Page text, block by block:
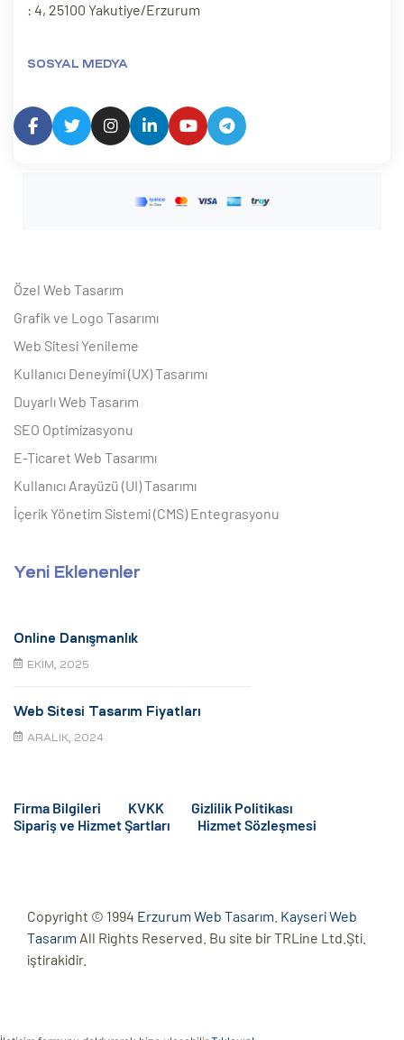
: 4, 25100 Yakutiye/Erzurum
SOSYAL MEDYA
Özel Web Tasarım
Grafik ve Logo Tasarımı
Web Sitesi Yenileme
Kullanıcı Deneyimi (UX) Tasarımı
Duyarlı Web Tasarım
SEO Optimizasyonu
E-Ticaret Web Tasarımı
Kullanıcı Arayüzü (UI) Tasarımı
İçerik Yönetim Sistemi (CMS) Entegrasyonu
Yeni Eklenenler
Online Danışmanlık
EKIM, 2025
Web Sitesi Tasarım Fiyatları
ARALIK, 2024
Firma Bilgileri KVKK
Gizlilik Politikası
Sipariş ve Hizmet Şartları
Hizmet Sözleşmesi
Copyright © 1994 Erzurum Web Tasarım Kayseri Web
Tasarım All Rights Reserved. Bu site bir TRLine Ltd.Şti.
iştirakidir.